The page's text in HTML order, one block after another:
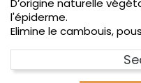
D’origine naturelle
l'épiderme.
Elimine le cambouis,